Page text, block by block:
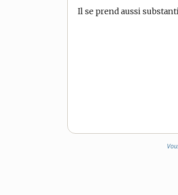
Il se prend aussi